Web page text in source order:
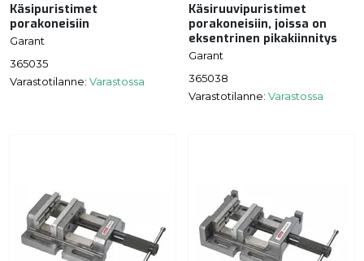
Käsipuristimet
porakoneisiin
Garant
365035
Varastotilanne: Varastossa
Käsiruuvipuristimet
porakoneisiin, joissa on
eksentrinen pikakiinnitys
Garant
365038
Varastotilanne: Varastossa